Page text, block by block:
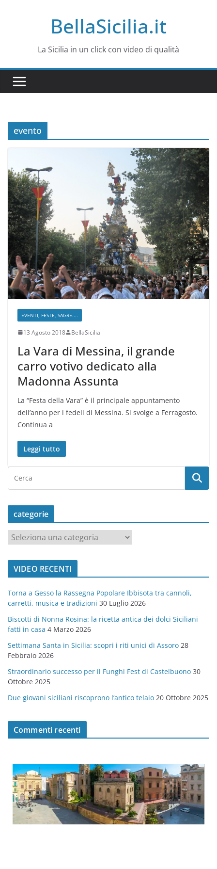
BellaSicilia.it
La Sicilia in un click con video di qualità
evento
EVENTI, FESTE, SAGRE....
13 Agosto 2018 BellaSicilia
La Vara di Messina, il grande
carro votivo dedicato alla
Madonna Assunta
La “Festa della Vara” è il principale appuntamento
dell’anno per i fedeli di Messina. Si svolge a Ferragosto.
Continua a
Leggi tutto
categorie
a
t
o
r
i
e
VIDEO RECENTI
Torna a Gesso la Rassegna Popolare Ibbisota tra cannoli,
carretti, musica e tradizioni 30 Luglio 2026
Biscotti di Nonna Rosina: la ricetta antica dei dolci Siciliani
fatti in casa 4 Marzo 2026
Settimana Santa in Sicilia: scopri i riti unici di Assoro 28
Febbraio 2026
Straordinario successo per il Funghi Fest di Castelbuono 30
Ottobre 2025
Due giovani siciliani riscoprono l’antico telaio 20 Ottobre 2025
Commenti recenti